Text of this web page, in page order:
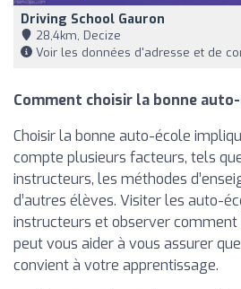
Driving School Gauron
28,4km, Decize
Voir les données d'adresse et de
Comment choisir la bonne auto-
Choisir la bonne auto-école
compte plusieurs facteurs, tels
instructeurs, les méthodes
d’autres élèves. Visiter les auto-
instructeurs et observer
peut vous aider à vous assurer
convient à votre apprentissage.